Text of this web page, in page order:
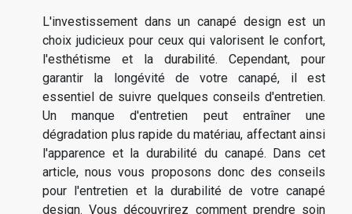
L'investissement dans un canapé design est un
choix judicieux pour ceux qui valorisent le confort,
l'esthétisme et la durabilité. Cependant, pour
garantir la longévité de votre canapé, il est
essentiel de suivre quelques conseils d'entretien.
Un manque d'entretien peut entraîner une
dégradation plus rapide du matériau, affectant ainsi
l'apparence et la durabilité du canapé. Dans cet
article, nous vous proposons donc des conseils
pour l'entretien et la durabilité de votre canapé
design. Vous découvrirez comment prendre soin